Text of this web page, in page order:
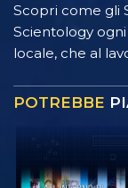
Scopri come gli
Scientology
locale, che al
POTREBBE